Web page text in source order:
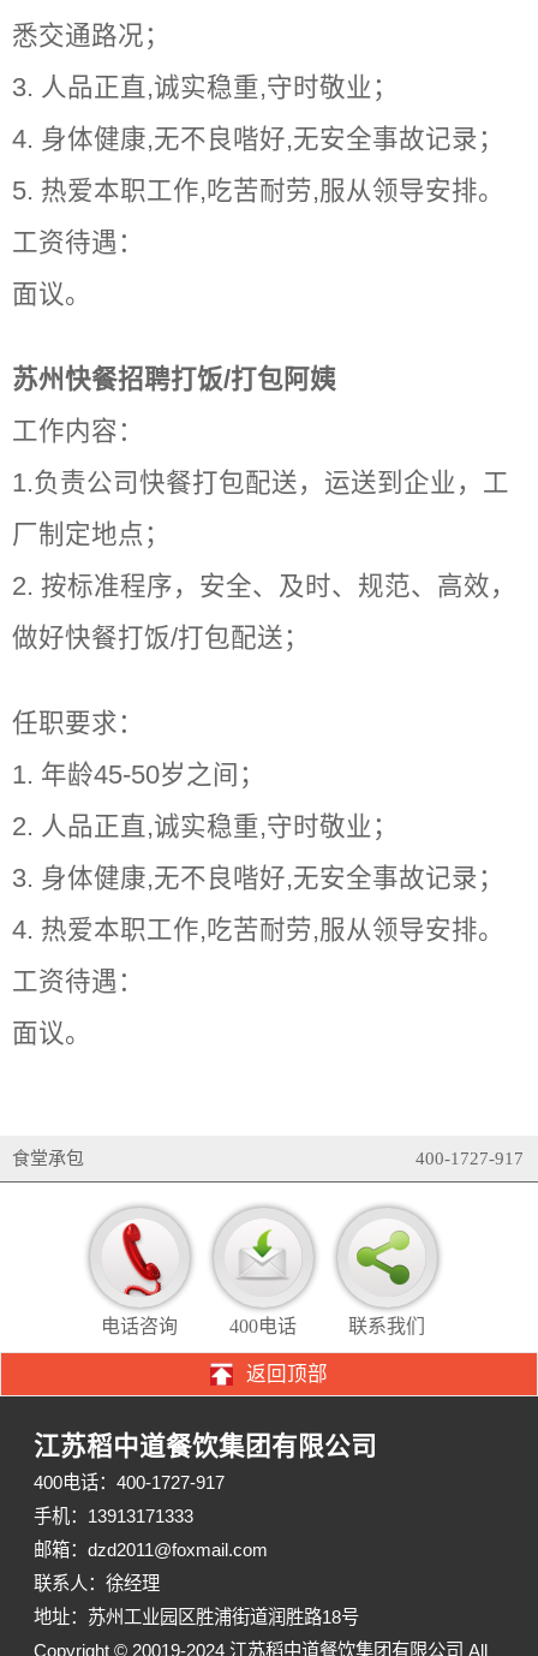
悉交通路况；
3. 人品正直,诚实稳重,守时敬业；
4. 身体健康,无不良喈好,无安全事故记录；
5. 热爱本职工作,吃苦耐劳,服从领导安排。
工资待遇：
面议。
苏州快餐招聘打饭/打包阿姨
工作内容：
1.负责公司快餐打包配送，运送到企业，工
厂制定地点；
2. 按标准程序，安全、及时、规范、高效，
做好快餐打饭/打包配送；
任职要求：
1. 年龄45-50岁之间；
2. 人品正直,诚实稳重,守时敬业；
3. 身体健康,无不良喈好,无安全事故记录；
4. 热爱本职工作,吃苦耐劳,服从领导安排。
工资待遇：
面议。
食堂承包 400-1727-917
电话咨询 400电话 联系我们
返回顶部
江苏稻中道餐饮集团有限公司
400电话：400-1727-917
手机：13913171333
邮箱：dzd2011@foxmail.com
联系人：徐经理
地址：苏州工业园区胜浦街道润胜路18号
Copyright © 20019-2024 江苏稻中道餐饮集团有限公司 All